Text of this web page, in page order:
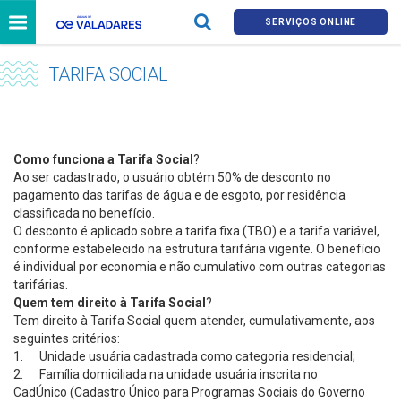
SERVIÇOS ONLINE
TARIFA SOCIAL
Como funciona a Tarifa Social ?
Ao ser cadastrado, o usuário obtém 50% de desconto no
pagamento das tarifas de água e de esgoto, por residência
classificada no benefício.
O desconto é aplicado sobre a tarifa fixa (TBO) e a tarifa variável,
conforme estabelecido na estrutura tarifária vigente. O benefício
é individual por economia e não cumulativo com outras categorias
tarifárias.
Quem tem direito à Tarifa Social ?
Tem direito à Tarifa Social quem atender, cumulativamente, aos
seguintes critérios:
1. Unidade usuária cadastrada como categoria residencial;
2. Família domiciliada na unidade usuária inscrita no
CadÚnico (Cadastro Único para Programas Sociais do Governo